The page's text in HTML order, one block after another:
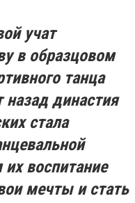
учат
вобразцовом
танца
назад династия
стала
их воспитание
мечты и стать